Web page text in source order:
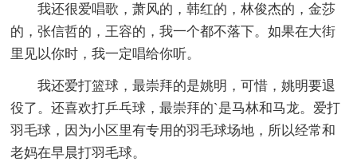
我还很爱唱歌，萧风的，韩红的，林俊杰的，金莎
的，张信哲的，王容的，我一个都不落下。如果在大街
里见以你时，我一定唱给你听。
我还爱打篮球，最崇拜的是姚明，可惜，姚明要退
役了。还喜欢打乒乓球，最崇拜的`是马林和马龙。爱打
羽毛球，因为小区里有专用的羽毛球场地，所以经常和
老妈在早晨打羽毛球。